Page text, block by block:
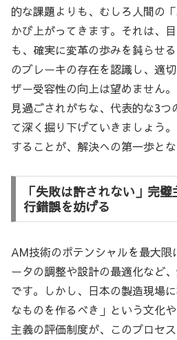
的な課題よりも、むしろ人間の
かび上がってきます。それは、
も、確実に変革の歩みを鈍らせ
のブレーキの存在を認識し、適
ザー受容性の向上は望めません
見過ごされがちな、代表的な3
て深く掘り下げていきましょう
することが、解決への第一歩とな
「失敗は許されない」完
行錯誤を妨げる
AM技術のポテンシャルを最大限
ータの調整や設計の最適化など
です。しかし、日本の製造現場
なものを作るべき」という文化
主義の評価制度が、このプロセス